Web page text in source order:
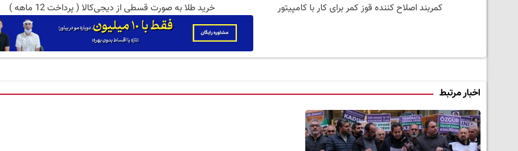
کمربند اصلاح کننده قوز کمر برای کار با کامپیتور
خرید طلا به صورت قسطی از دیجی‌کالا ( پرداخت 12 ماهه )
اخبار مرتبط